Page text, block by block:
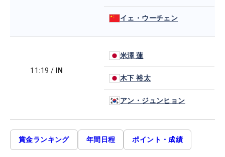
イェ・ウーチェン
11:19 / IN
米澤 蓮
木下 裕太
アン・ジュンヒョン
賞金ランキング 年間日程 ポイント・成績